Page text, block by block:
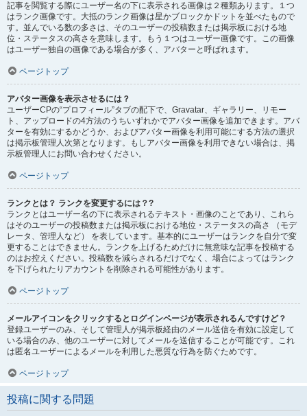
記事を閲覧する際にユーザー名の下に表示される画像は２種類あります。１つ
はランク画像です。大抵のランク画像は星かブロックかドットを並べたもので
す。並んでいる数の多さは、そのユーザーの投稿数または掲示板における地
位・ステータスの高さを意味します。もう１つはユーザー画像です。この画像
はユーザー独自の画像である場合が多く、アバターと呼ばれます。
ページトップ
アバター画像を表示させるには？
ユーザーCPの“プロフィール”タブの配下で、Gravatar、ギャラリー、リモー
ト、アップロードの4方法のうちいずれかでアバター画像を追加できます。アバ
ターを有効にするかどうか、およびアバター画像を利用可能にする方法の選択
は掲示板管理人次第となります。もしアバター画像を利用できない場合は、掲
示板管理人にお問い合わせください。
ページトップ
ランクとは？ ランクを変更するには？?
ランクとはユーザー名の下に表示されるテキスト・画像のことであり、これら
はそのユーザーの投稿数または掲示板における地位・ステータスの高さ （モデ
レータ、管理人など） を表しています。基本的にユーザーはランクを自分で変
更することはできません。ランクを上げるためだけに無意味な記事を投稿する
のはお控えください。投稿数を減らされるだけでなく、場合によってはランク
を下げられたりアカウントを削除される可能性があります。
ページトップ
メールアイコンをクリックするとログインページが表示されるんですけど？
登録ユーザーのみ、そして管理人が掲示板経由のメール送信を有効に設定して
いる場合のみ、他のユーザーに対してメールを送信することが可能です。これ
は匿名ユーザーによるメールを利用した悪質な行為を防ぐためです。
ページトップ
投稿に関する問題